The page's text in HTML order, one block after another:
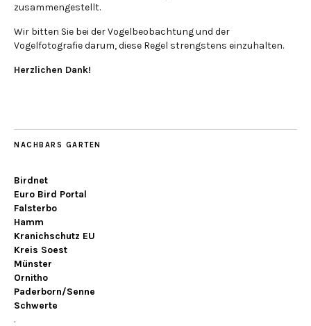
zusammengestellt.
Wir bitten Sie bei der Vogelbeobachtung und der
Vogelfotografie darum, diese Regel strengstens einzuhalten.
Herzlichen Dank!
NACHBARS GARTEN
Birdnet
Euro Bird Portal
Falsterbo
Hamm
Kranichschutz EU
Kreis Soest
Münster
Ornitho
Paderborn/Senne
Schwerte
.